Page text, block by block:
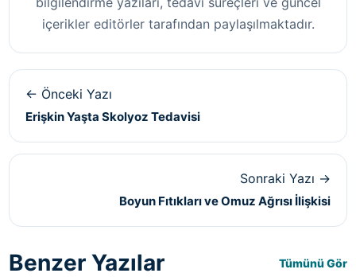
içerikler editörler tarafından paylaşılmaktadır.
← Önceki Yazı
Erişkin Yaşta Skolyoz Tedavisi
Sonraki Yazı →
Boyun Fıtıkları ve Omuz Ağrısı İlişkisi
Benzer Yazılar Tümünü Gör